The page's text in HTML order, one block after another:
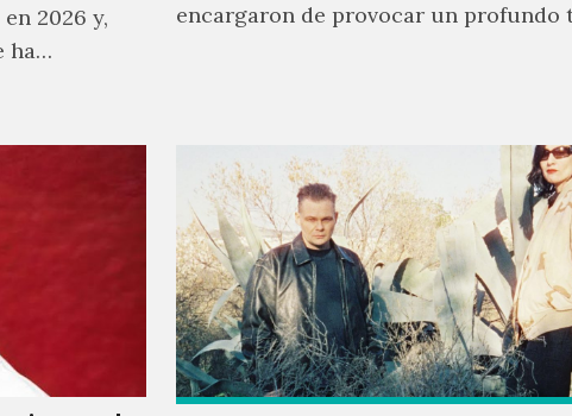
2026 y,
ha…
encargaron de provocar un profundo